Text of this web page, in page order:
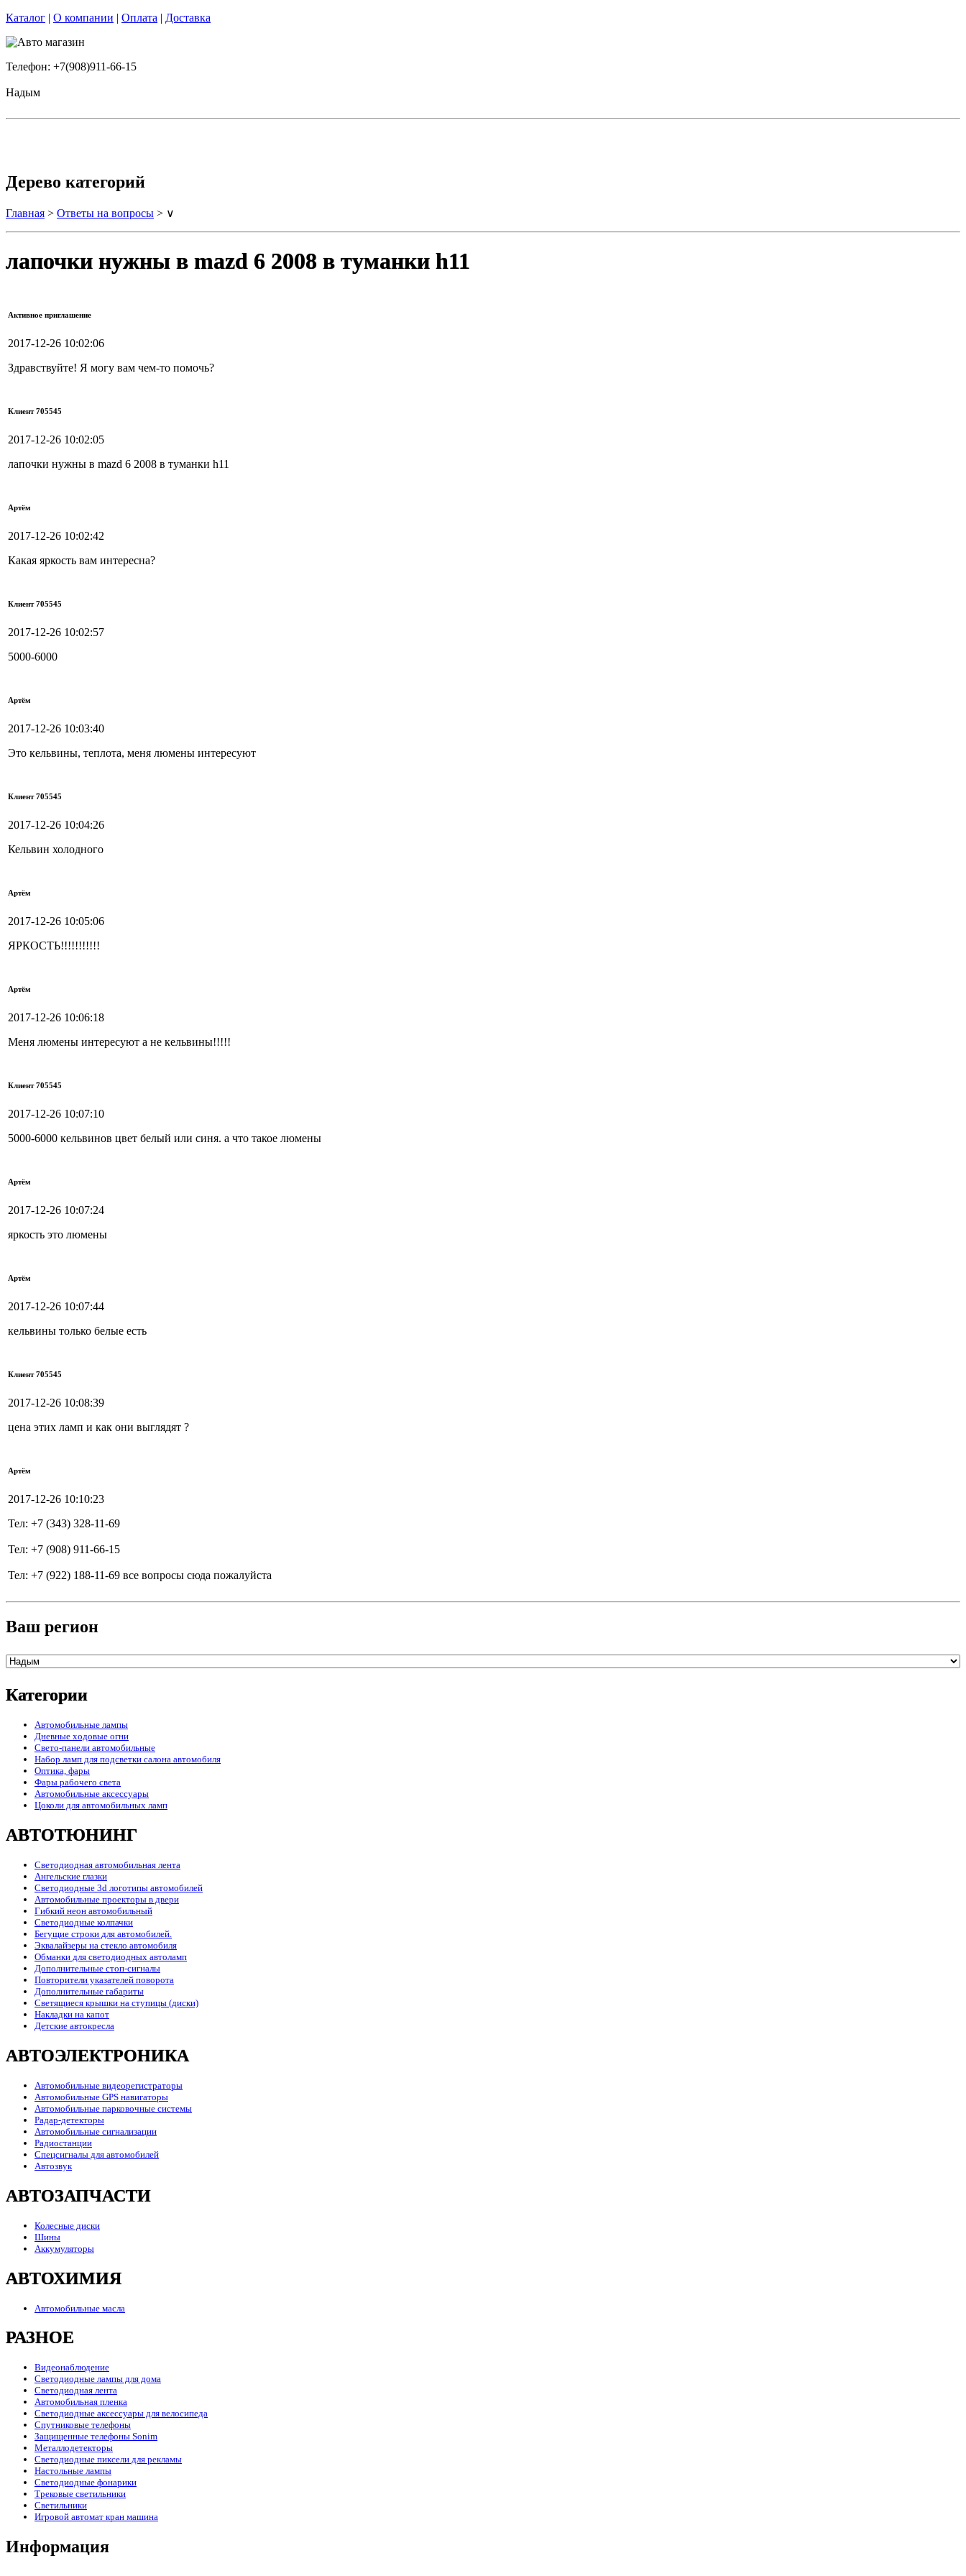
Каталог | О компании | Оплата | Доставка
Телефон: +7(908)911-66-15
Надым
Дерево категорий
Главная > Ответы на вопросы > ∨
лапочки нужны в mazd 6 2008 в туманки h11
Активное приглашение
2017-12-26 10:02:06
Здравствуйте! Я могу вам чем-то помочь?
Клиент 705545
2017-12-26 10:02:05
лапочки нужны в mazd 6 2008 в туманки h11
Артём
2017-12-26 10:02:42
Какая яркость вам интересна?
Клиент 705545
2017-12-26 10:02:57
5000-6000
Артём
2017-12-26 10:03:40
Это кельвины, теплота, меня люмены интересуют
Клиент 705545
2017-12-26 10:04:26
Кельвин холодного
Артём
2017-12-26 10:05:06
ЯРКОСТЬ!!!!!!!!!!!
Артём
2017-12-26 10:06:18
Меня люмены интересуют а не кельвины!!!!!
Клиент 705545
2017-12-26 10:07:10
5000-6000 кельвинов цвет белый или синя. а что такое люмены
Артём
2017-12-26 10:07:24
яркость это люмены
Артём
2017-12-26 10:07:44
кельвины только белые есть
Клиент 705545
2017-12-26 10:08:39
цена этих ламп и как они выглядят ?
Артём
2017-12-26 10:10:23
Тел: +7 (343) 328-11-69
Тел: +7 (908) 911-66-15
Тел: +7 (922) 188-11-69 все вопросы сюда пожалуйста
Ваш регион
Категории
Автомобильные лампы
Дневные ходовые огни
Свето-панели автомобильные
Набор ламп для подсветки салона автомобиля
Оптика, фары
Фары рабочего света
Автомобильные аксессуары
Цоколи для автомобильных ламп
АВТОТЮНИНГ
Светодиодная автомобильная лента
Ангельские глазки
Светодиодные 3d логотипы автомобилей
Автомобильные проекторы в двери
Гибкий неон автомобильный
Светодиодные колпачки
Бегущие строки для автомобилей.
Эквалайзеры на стекло автомобиля
Обманки для светодиодных автоламп
Дополнительные стоп-сигналы
Повторители указателей поворота
Дополнительные габариты
Светящиеся крышки на ступицы (диски)
Накладки на капот
Детские автокресла
АВТОЭЛЕКТРОНИКА
Автомобильные видеорегистраторы
Автомобильные GPS навигаторы
Автомобильные парковочные системы
Радар-детекторы
Автомобильные сигнализации
Радиостанции
Спецсигналы для автомобилей
Автозвук
АВТОЗАПЧАСТИ
Колесные диски
Шины
Аккумуляторы
АВТОХИМИЯ
Автомобильные масла
РАЗНОЕ
Видеонаблюдение
Светодиодные лампы для дома
Светодиодная лента
Автомобильная пленка
Светодиодные аксессуары для велосипеда
Спутниковые телефоны
Защищенные телефоны Sonim
Металлодетекторы
Светодиодные пиксели для рекламы
Настольные лампы
Светодиодные фонарики
Трековые светильники
Светильники
Игровой автомат кран машина
Информация